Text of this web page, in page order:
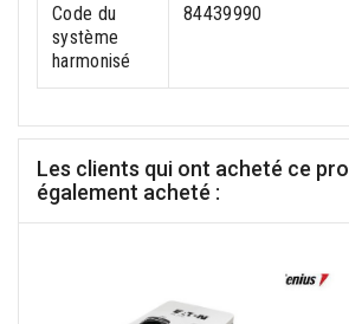
Code du
système
harmonisé
84439990
Les clients qui ont acheté ce
également acheté :